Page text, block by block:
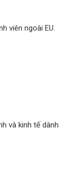
viên ngoài EU.
và kinh tế dành